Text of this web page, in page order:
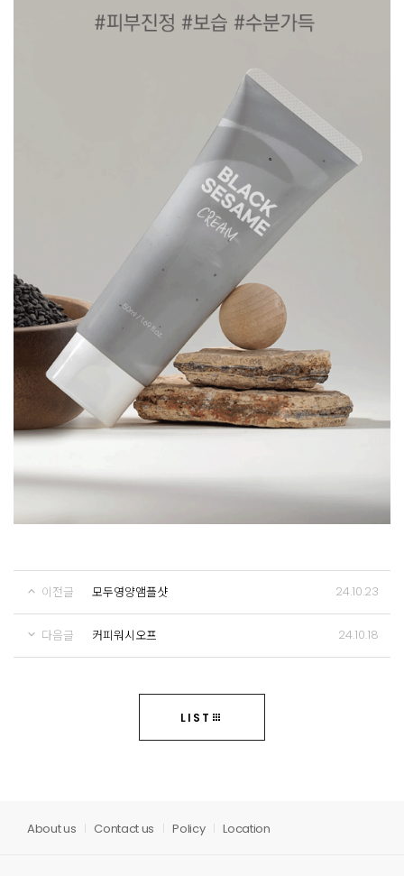
이전글 모두영양앰플샷 24.10.23
다음글 커피워시오프 24.10.18
LIST
About us Contact us Policy Location